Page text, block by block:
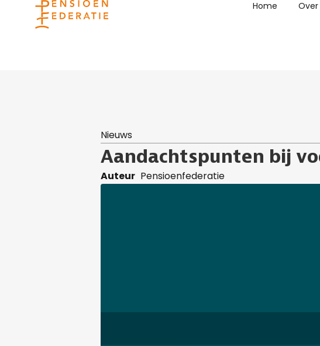
Home
Nieuws
Aandachtspunten bij
Auteur Pensioenfederatie